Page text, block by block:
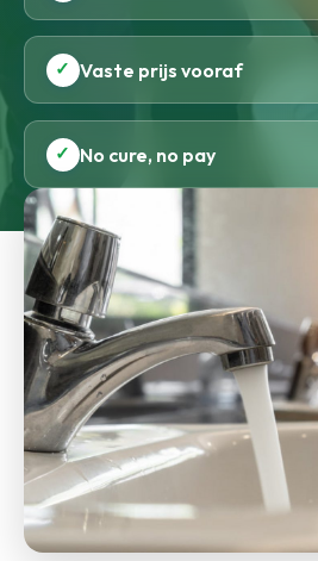
✓ Vaste prijs vooraf
✓ No cure, no pay